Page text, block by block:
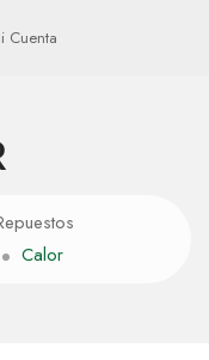
Cuenta
Calor